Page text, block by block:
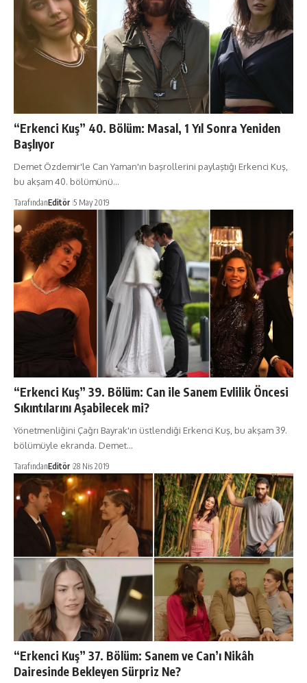
“Erkenci Kuş” 40. Bölüm: Masal, 1 Yıl Sonra Yeniden
Başlıyor
Demet Özdemir'le Can Yaman'ın başrollerini paylaştığı Erkenci Kuş,
bu akşam 40. bölümünü…
TarafındanEditör 5 May 2019
“Erkenci Kuş” 39. Bölüm: Can ile Sanem Evlilik Öncesi
Sıkıntılarını Aşabilecek mi?
Yönetmenliğini Çağrı Bayrak'ın üstlendiği Erkenci Kuş, bu akşam 39.
bölümüyle ekranda. Demet…
TarafındanEditör 28 Nis 2019
“Erkenci Kuş” 37. Bölüm: Sanem ve Can’ı Nikâh
Dairesinde Bekleyen Sürpriz Ne?